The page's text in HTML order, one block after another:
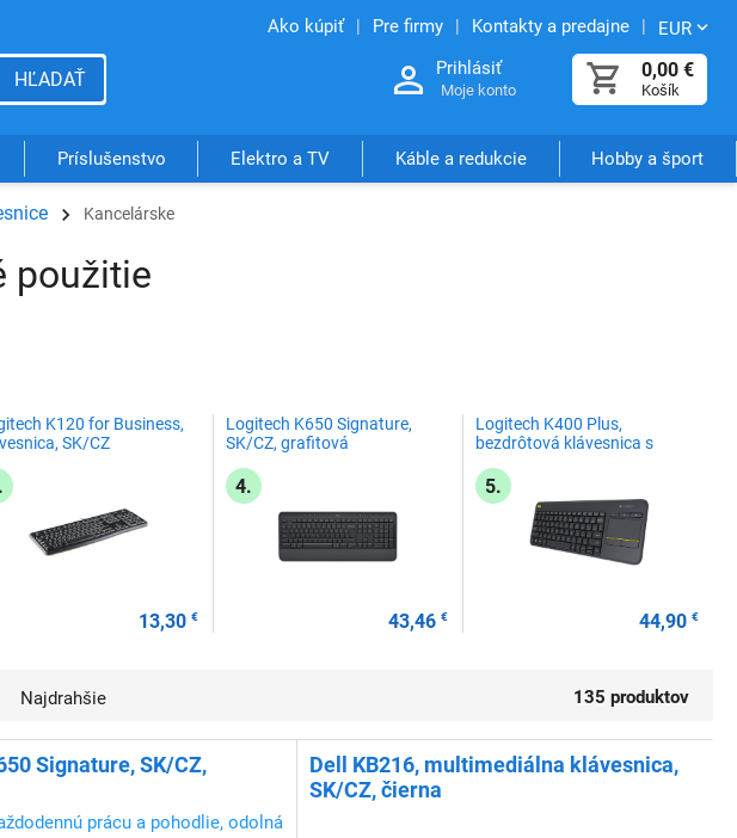
Ako kúpiť Pre firmy Kontakty a predajne EUR
0,00 €
Košík
Prihlásiť
Moje konto
HĽADAŤ
Príslušenstvo Elektro a TV Káble a redukcie Hobby a šport
Kancelárske
použitie
K120 for Business,
SK/CZ
13,30€
4.
Logitech K650 Signature,
SK/CZ, grafitová
43,46€
5.
Logitech K400 Plus,
bezdrôtová klávesnica s
44,90 €
Najdrahšie 135 produktov
Signature, SK/CZ,
prácu a pohodlie, odolná
Dell KB216, multimediálna klávesnica,
SK/CZ, čierna